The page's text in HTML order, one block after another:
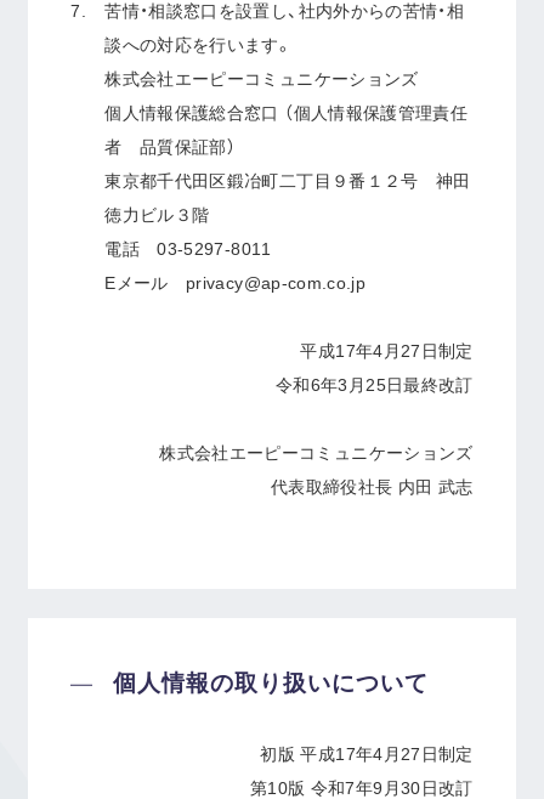
苦情・相談窓口を設置し、社内外からの苦情・相
談への対応を行います。
株式会社エーピーコミュニケーションズ
個人情報保護総合窓口 （個人情報保護管理責任
者 品質保証部）
東京都千代田区鍛冶町二丁目９番１２号 神田
徳力ビル３階
電話 03-5297-8011
Eメール privacy@ap-com.co.jp
平成17年4月27日制定
令和6年3月25日最終改訂
株式会社エーピーコミュニケーションズ
代表取締役社長 内田 武志
個人情報の取り扱いについて
初版 平成17年4月27日制定
第10版 令和7年9月30日改訂